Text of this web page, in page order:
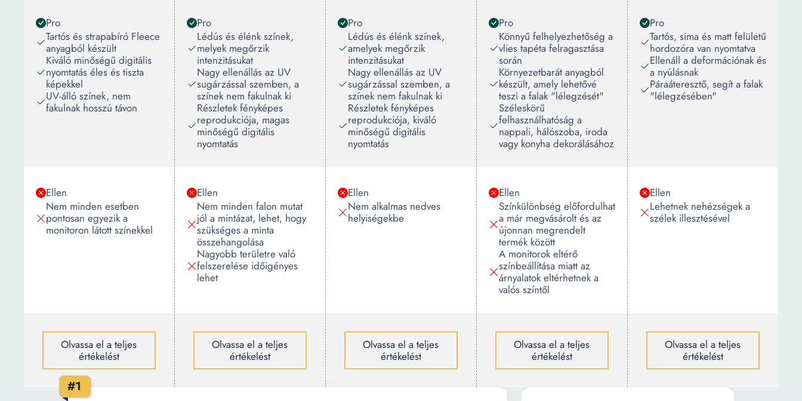
Pro
Tartós és strapabíró Fleece
anyagból készült
Kiváló minőségű digitális
nyomtatás éles és tiszta
képekkel
UV-álló színek, nem
fakulnak hosszú távon
Ellen
Nem minden esetben
pontosan egyezik a
monitoron látott színekkel
Olvassa el a teljes
értékelést
Pro
Lédús és élénk színek,
melyek megőrzik
intenzitásukat
Nagy ellenállás az UV
sugárzással szemben, a
színek nem fakulnak ki
Részletek fényképes
reprodukciója, magas
minőségű digitális
nyomtatás
Ellen
Nem minden falon mutat
jól a mintázat, lehet, hogy
szükséges a minta
összehangolása
Nagyobb területre való
felszerelése időigényes
lehet
Olvassa el a teljes
értékelést
Pro
Lédús és élénk színek,
amelyek megőrzik
intenzitásukat
Nagy ellenállás az UV
sugárzással szemben, a
színek nem fakulnak ki
Részletek fényképes
reprodukciója, kiváló
minőségű digitális
nyomtatás
Ellen
Nem alkalmas nedves
helyiségekbe
Olvassa el a teljes
értékelést
Pro
Könnyű felhelyezhetőség a
vlies tapéta felragasztása
során
Környezetbarát anyagból
készült, amely lehetővé
teszi a falak "lélegzését"
Széleskörű
felhasználhatóság a
nappali, hálószoba, iroda
vagy konyha dekorálásához
Ellen
Színkülönbség előfordulhat
a már megvásárolt és az
újonnan megrendelt
termék között
A monitorok eltérő
színbeállítása miatt az
árnyalatok eltérhetnek a
valós színtől
Olvassa el a teljes
értékelést
Pro
Tartós, sima és matt felületű
hordozóra van nyomtatva
Ellenáll a deformációnak és
a nyúlásnak
Páraáteresztő, segít a falak
"lélegzésében"
Ellen
Lehetnek nehézségek a
szélek illesztésével
Olvassa el a teljes
értékelést
#1